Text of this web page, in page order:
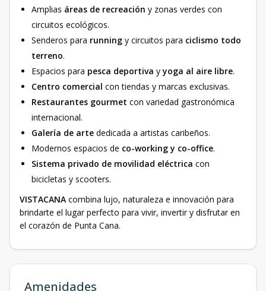
Amplias áreas de recreación y zonas verdes con
circuitos ecológicos.
Senderos para running y circuitos para ciclismo todo
terreno.
Espacios para pesca deportiva yyoga al aire libre.
Centro comercial con tiendas y marcas exclusivas.
Restaurantes gourmet con variedad gastronómica
internacional.
Galería de arte dedicada a artistas caribeños.
Modernos espacios de co-working y co-office.
Sistema privado de movilidad eléctrica con
bicicletas y scooters.
VISTACANA combina lujo, naturaleza e innovación para
brindarte el lugar perfecto para vivir, invertir y disfrutar en
el corazón de Punta Cana.
Amenidades